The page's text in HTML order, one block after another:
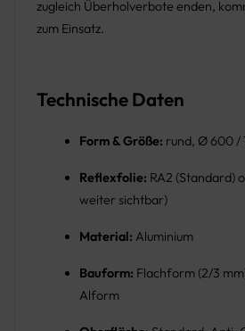
zugleich Überholverbote enden,
zum Einsatz.
Technische Daten
Form & Größe: rund, Ø 600 /
Reflexfolie: RA2 (Standard)
weiter sichtbar)
Material: Aluminium
Bauform: Flachform (2/3
Alform